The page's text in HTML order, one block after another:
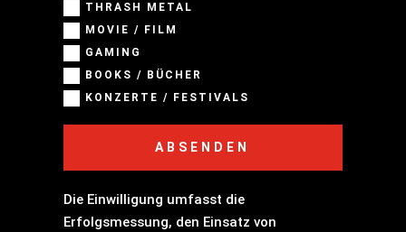
THRASH METAL
MOVIE / FILM
GAMING
BOOKS / BÜCHER
KONZERTE / FESTIVALS
ABSENDEN
Die Einwilligung umfasst die
Erfolgsmessung, den Einsatz von